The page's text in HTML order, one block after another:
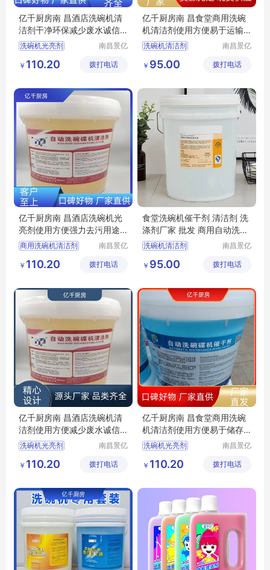
亿千厨房南 昌酒店洗碗机清
洁剂干净环保减少废水诚信
经营
洗碗机光亮剂
洗碗机清洁剂厂家
商用洗碗机清洁剂厂家
南昌景亿
有限公司
￥ 110.20 拨打电话
亿千厨房南 昌食堂商用洗碗
机清洁剂使用方便易于运输
精选商家
洗碗机清洁剂
商用洗碗机清洁剂
洗碗机催干剂厂家
南昌景亿
有限公司
￥ 95.00 拨打电话
亿千厨房南 昌酒店洗碗机光
亮剂使用方便强力去污用途
广泛
商用洗碗机清洁剂
洗碗机清洁剂厂家
商用洗碗机催干剂厂家
南昌景亿
有限公司
￥ 110.20 拨打电话
食堂洗碗机催干剂 清洁剂 洗
涤剂厂家 批发 商用自动洗碗
机光亮剂
洗碗机清洁剂
洗碗机催干剂
洗碗机催干剂厂家
南昌景亿
有限公司
￥ 95.00 拨打电话
亿千厨房南 昌酒店洗碗机清
洁剂使用方便减少废水诚信
经营
洗碗机光亮剂
洗碗机清洁剂厂家
洗碗机专用光亮剂厂家
南昌景亿
有限公司
￥ 110.20 拨打电话
亿千厨房南 昌食堂商用洗碗
机清洁剂使用方便易于储存
诚信经营
洗碗机光亮剂
洗碗机清洁剂厂家
商用洗碗机光亮剂厂家
南昌景亿
有限公司
￥ 110.20 拨打电话